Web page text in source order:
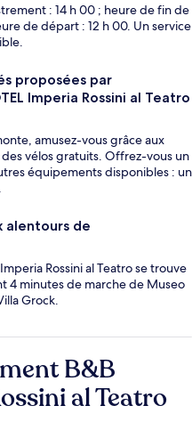
: 14 h 00 ; heure de fin de
de départ : 12 h 00. Un service
proposées par
Imperia Rossini al Teatro
amusez-vous grâce aux
vélos gratuits. Offrez-vous un
équipements disponibles : un
alentours de
Rossini al Teatro se trouve
4 minutes de marche de Museo
Grock.
B&B
al Teatro